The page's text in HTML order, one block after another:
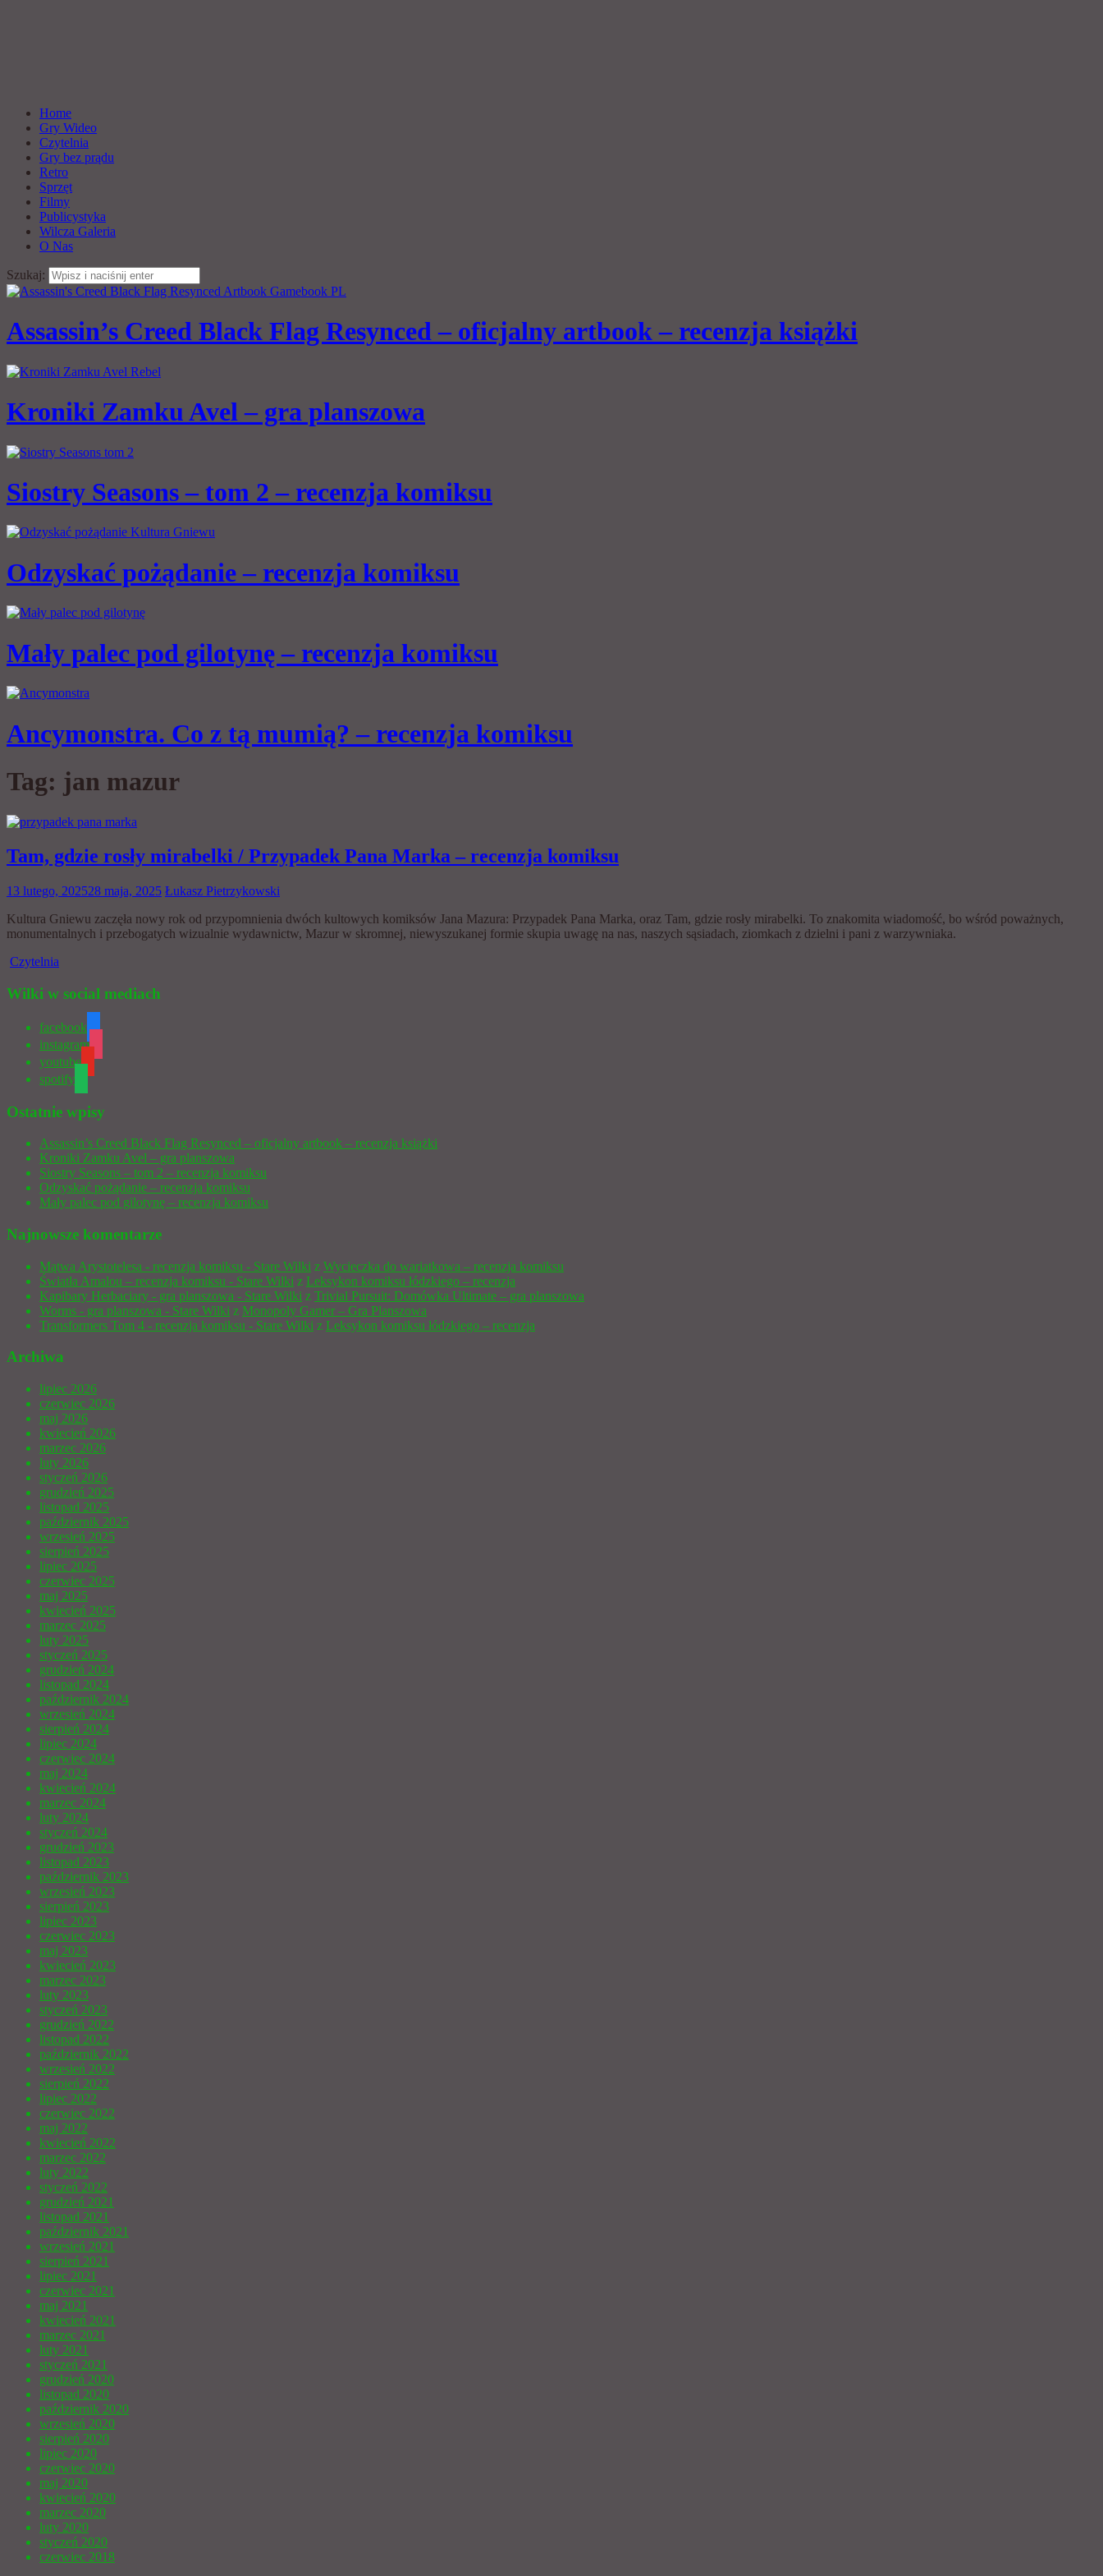
Home
Gry Wideo
Czytelnia
Gry bez prądu
Retro
Sprzęt
Filmy
Publicystyka
Wilcza Galeria
O Nas
Szukaj:
Assassin’s Creed Black Flag Resynced – oficjalny artbook – recenzja książki
Kroniki Zamku Avel – gra planszowa
Siostry Seasons – tom 2 – recenzja komiksu
Odzyskać pożądanie – recenzja komiksu
Mały palec pod gilotynę – recenzja komiksu
Ancymonstra. Co z tą mumią? – recenzja komiksu
Tag: jan mazur
Tam, gdzie rosły mirabelki / Przypadek Pana Marka – recenzja komiksu
13 lutego, 202528 maja, 2025 Łukasz Pietrzykowski
Kultura Gniewu zaczęła nowy rok od przypomnienia dwóch kultowych komiksów Jana Mazura: Przypadek Pana Marka, oraz Tam, gdzie rosły mirabelki. To znakomita wiadomość, bo wśród poważnych,
monumentalnych i przebogatych wizualnie wydawnictw, Mazur w skromnej, niewyszukanej formie skupia uwagę na nas, naszych sąsiadach, ziomkach z dzielni i pani z warzywniaka.
Czytelnia
Wilki w social mediach
facebook
instagram
youtube
spotify
Ostatnie wpisy
Assassin’s Creed Black Flag Resynced – oficjalny artbook – recenzja książki
Kroniki Zamku Avel – gra planszowa
Siostry Seasons – tom 2 – recenzja komiksu
Odzyskać pożądanie – recenzja komiksu
Mały palec pod gilotynę – recenzja komiksu
Najnowsze komentarze
Mątwa Arystotelesa - recenzja komiksu - Stare Wilki z Wycieczka do wariatkowa – recenzja komiksu
Światła Amalou – recenzja komiksu - Stare Wilki z Leksykon komiksu łódzkiego – recenzja
Kapibary Herbaciary - gra planszowa - Stare Wilki z Trivial Pursuit: Domówka Ultimate – gra planszowa
Worms - gra planszowa - Stare Wilki z Monopoly Gamer – Gra Planszowa
Transformers Tom 4 - recenzja komiksu - Stare Wilki z Leksykon komiksu łódzkiego – recenzja
Archiwa
lipiec 2026
czerwiec 2026
maj 2026
kwiecień 2026
marzec 2026
luty 2026
styczeń 2026
grudzień 2025
listopad 2025
październik 2025
wrzesień 2025
sierpień 2025
lipiec 2025
czerwiec 2025
maj 2025
kwiecień 2025
marzec 2025
luty 2025
styczeń 2025
grudzień 2024
listopad 2024
październik 2024
wrzesień 2024
sierpień 2024
lipiec 2024
czerwiec 2024
maj 2024
kwiecień 2024
marzec 2024
luty 2024
styczeń 2024
grudzień 2023
listopad 2023
październik 2023
wrzesień 2023
sierpień 2023
lipiec 2023
czerwiec 2023
maj 2023
kwiecień 2023
marzec 2023
luty 2023
styczeń 2023
grudzień 2022
listopad 2022
październik 2022
wrzesień 2022
sierpień 2022
lipiec 2022
czerwiec 2022
maj 2022
kwiecień 2022
marzec 2022
luty 2022
styczeń 2022
grudzień 2021
listopad 2021
październik 2021
wrzesień 2021
sierpień 2021
lipiec 2021
czerwiec 2021
maj 2021
kwiecień 2021
marzec 2021
luty 2021
styczeń 2021
grudzień 2020
listopad 2020
październik 2020
wrzesień 2020
sierpień 2020
lipiec 2020
czerwiec 2020
maj 2020
kwiecień 2020
marzec 2020
luty 2020
styczeń 2020
czerwiec 2018